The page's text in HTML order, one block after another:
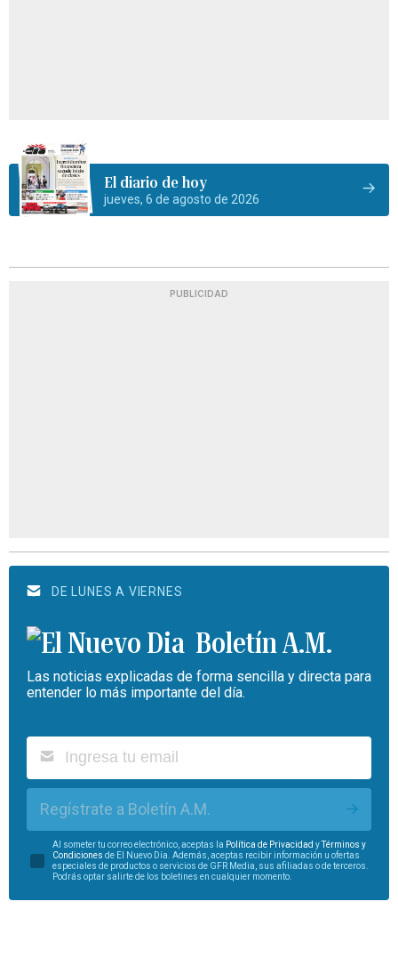
El diario de hoy
jueves, 6 de agosto de 2026
PUBLICIDAD
DE LUNES A VIERNES
Boletín A.M.
Las noticias explicadas de forma sencilla y directa para
entender lo más importante del día.
Regístrate a Boletín A.M.
Al someter tu correo electrónico, aceptas la Política de Privacidad yTérminos y
Condiciones de El Nuevo Día. Además, aceptas recibir información u ofertas
especiales de productos o servicios de GFR Media, sus afiliadas o de terceros.
Podrás optar salirte de los boletines en cualquier momento.